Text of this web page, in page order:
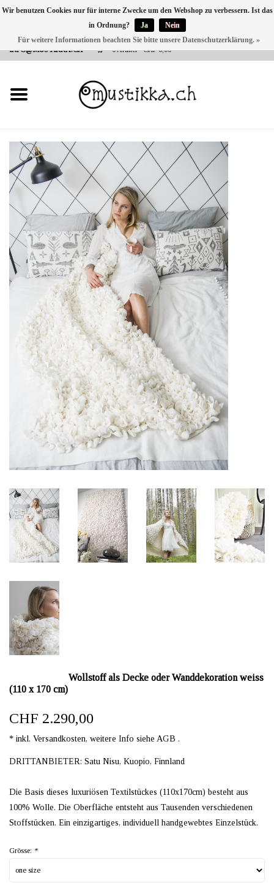
VERSANDKOSTEN 0 CHF INNERHALB CH | INT. VERSAND ÜBER
INFO@MUSTIKKA.CH
0 Artikel - CHF 0,00
NEU BEI UNS
SHOP - A PIECE OF
FINLAND FOR YOU
Marken
Kontakt
Wollstoff als Decke oder Wanddekoration weiss
(110 x 170 cm)
CHF 2.290,00
* inkl. Versandkosten, weitere Info siehe AGB .
DRITTANBIETER: Satu Nisu, Kuopio, Finnland
Die Basis dieses luxuriösen Textilstückes (110x170cm) besteht aus
100% Wolle. Die Oberfläche entsteht aus Tausenden verschiedenen
Stoffstücken. Ein einzigartiges, individuell handgewebtes Einzelstück.
Grösse: *
Wir benutzen Cookies nur für interne Zwecke um den Webshop zu verbessern. Ist das
in Ordnung?
Ja
Nein
Für weitere Informationen beachten Sie bitte unsere Datenschutzerklärung. »